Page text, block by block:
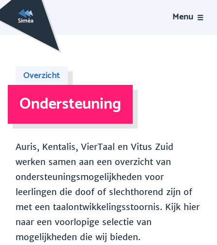
Menu
Overzicht
Ondersteuning
Auris, Kentalis, VierTaal en Vitus Zuid
werken samen aan een overzicht van
ondersteuningsmogelijkheden voor
leerlingen die doof of slechthorend zijn of
met een taalontwikkelingsstoornis. Kijk hier
naar een voorlopige selectie van
mogelijkheden die wij bieden.